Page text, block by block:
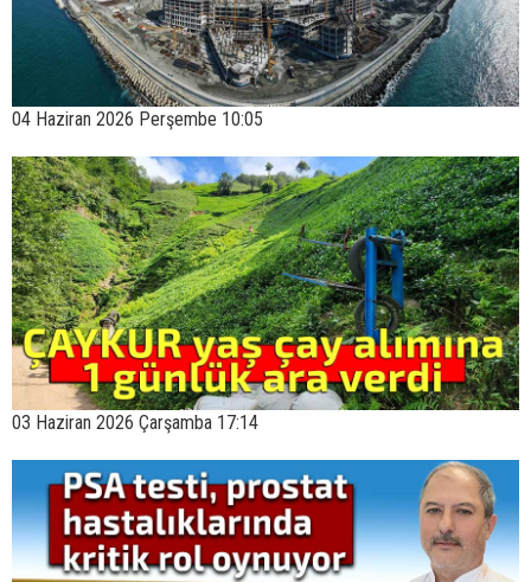
04 Haziran 2026 Perşembe 10:05
03 Haziran 2026 Çarşamba 17:14